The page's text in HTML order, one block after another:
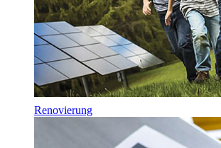
Renovierung